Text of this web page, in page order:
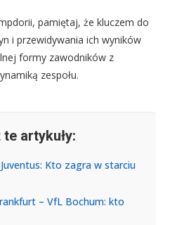
pamiętaj, że kluczem do
i przewidywania ich wyników
formy zawodników z
zespołu.
artykuły:
Juventus: Kto zagra w starciu
– VfL Bochum: kto